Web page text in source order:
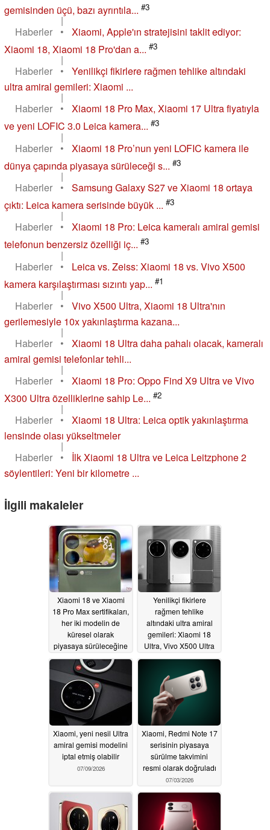
gemisinden üçü, bazı ayrıntıla... #3
|
Haberler
•
Xiaomi, Apple'ın stratejisini taklit ediyor:
Xiaomi 18, Xiaomi 18 Pro'dan a... #3
|
Haberler
•
Yenilikçi fikirlere rağmen tehlike altındaki
ultra amiral gemileri: Xiaomi ...
|
Haberler
•
Xiaomi 18 Pro Max, Xiaomi 17 Ultra fiyatıyla
ve yeni LOFIC 3.0 Leica kamera... #3
|
Haberler
•
Xiaomi 18 Pro’nun yeni LOFIC kamera ile
dünya çapında piyasaya sürüleceği s... #3
|
Haberler
•
Samsung Galaxy S27 ve Xiaomi 18 ortaya
çıktı: Leica kamera serisinde büyük ... #3
|
Haberler
•
Xiaomi 18 Pro: Leica kameralı amiral gemisi
telefonun benzersiz özelliği iç... #3
|
Haberler
•
Leica vs. Zeiss: Xiaomi 18 vs. Vivo X500
kamera karşılaştırması sızıntı yap... #1
|
Haberler
•
Vivo X500 Ultra, Xiaomi 18 Ultra'nın
gerilemesiyle 10x yakınlaştırma kazana...
|
Haberler
•
Xiaomi 18 Ultra daha pahalı olacak, kameralı
amiral gemisi telefonlar tehli...
|
Haberler
•
Xiaomi 18 Pro: Oppo Find X9 Ultra ve Vivo
X300 Ultra özelliklerine sahip Le... #2
|
Haberler
•
Xiaomi 18 Ultra: Leica optik yakınlaştırma
lensinde olası yükseltmeler
|
Haberler
•
İlk Xiaomi 18 Ultra ve Leica Leitzphone 2
söylentileri: Yeni bir kilometre ...
İlgili makaleler
Xiaomi 18 ve Xiaomi
18 Pro Max sertifikaları,
her iki modelin de
küresel olarak
piyasaya sürüleceğine
işaret ediyor07/31/2026
Yenilikçi fikirlere
rağmen tehlike
altındaki ultra amiral
gemileri: Xiaomi 18
Ultra, Vivo X500 Ultra
ve Oppo Find X10
Ultra’nın geleceği
07/12/2026
Xiaomi, yeni nesil Ultra
amiral gemisi modelini
iptal etmiş olabilir
07/09/2026
Xiaomi, Redmi Note 17
serisinin piyasaya
sürülme takvimini
resmi olarak doğruladı
07/03/2026